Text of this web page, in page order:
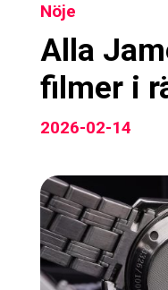
Nöje
Alla
filmer i
2026-02-14